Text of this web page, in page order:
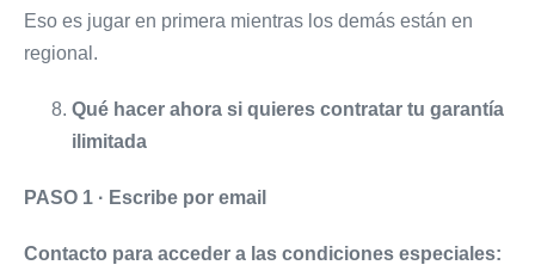
Eso es jugar en primera mientras los demás están en
regional.
Qué hacer ahora si quieres contratar tu garantía
ilimitada
PASO 1 · Escribe por email
Contacto para acceder a las condiciones especiales: